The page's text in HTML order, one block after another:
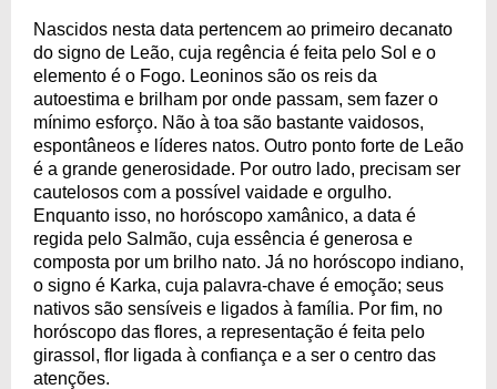
Nascidos nesta data pertencem ao primeiro decanato
do signo de Leão, cuja regência é feita pelo Sol e o
elemento é o Fogo. Leoninos são os reis da
autoestima e brilham por onde passam, sem fazer o
mínimo esforço. Não à toa são bastante vaidosos,
espontâneos e líderes natos. Outro ponto forte de Leão
é a grande generosidade. Por outro lado, precisam ser
cautelosos com a possível vaidade e orgulho.
Enquanto isso, no horóscopo xamânico, a data é
regida pelo Salmão, cuja essência é generosa e
composta por um brilho nato. Já no horóscopo indiano,
o signo é Karka, cuja palavra-chave é emoção; seus
nativos são sensíveis e ligados à família. Por fim, no
horóscopo das flores, a representação é feita pelo
girassol, flor ligada à confiança e a ser o centro das
atenções.